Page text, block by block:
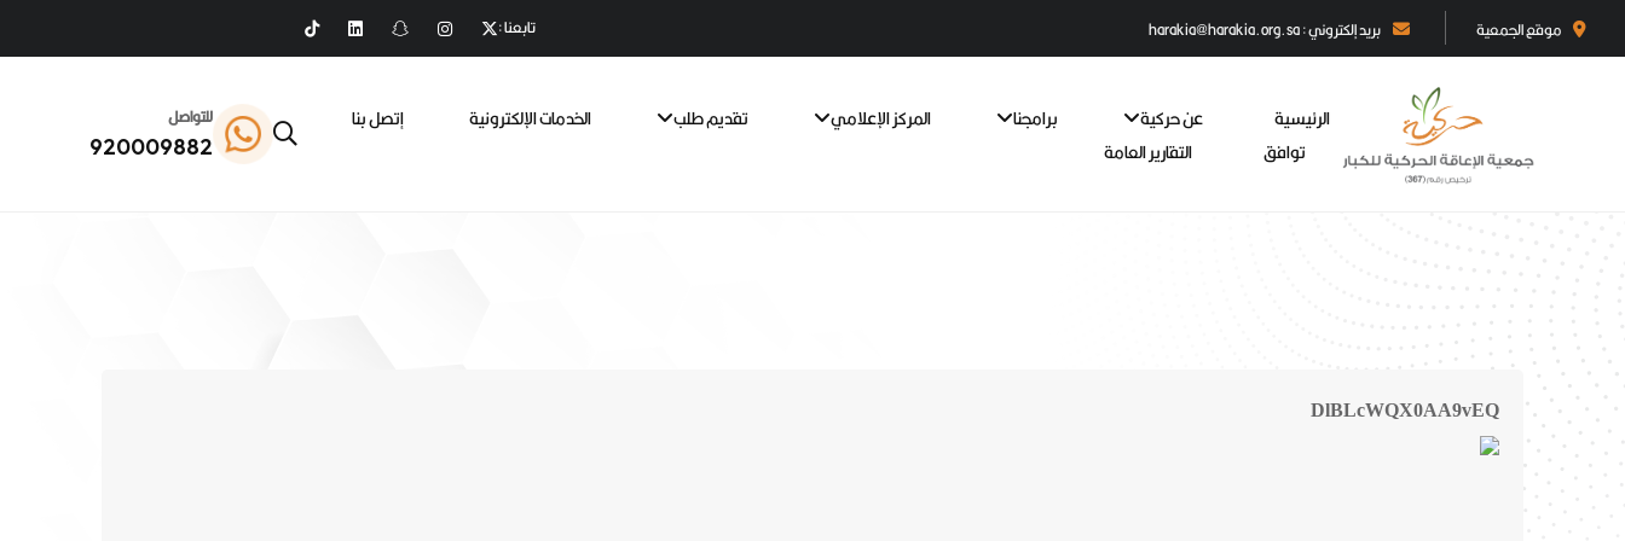
موقع الجمعية بريد إلكتروني : harakia@harakia.org.sa تابعنا :
الرئيسية عن حركية برامجنا المركز الإعلامي تقديم طلب الخدمات الإلكترونية
إتصل بنا
توافق
التقارير العامة
للتواصل
920009882
DlBLcWQX0AA9vEQ